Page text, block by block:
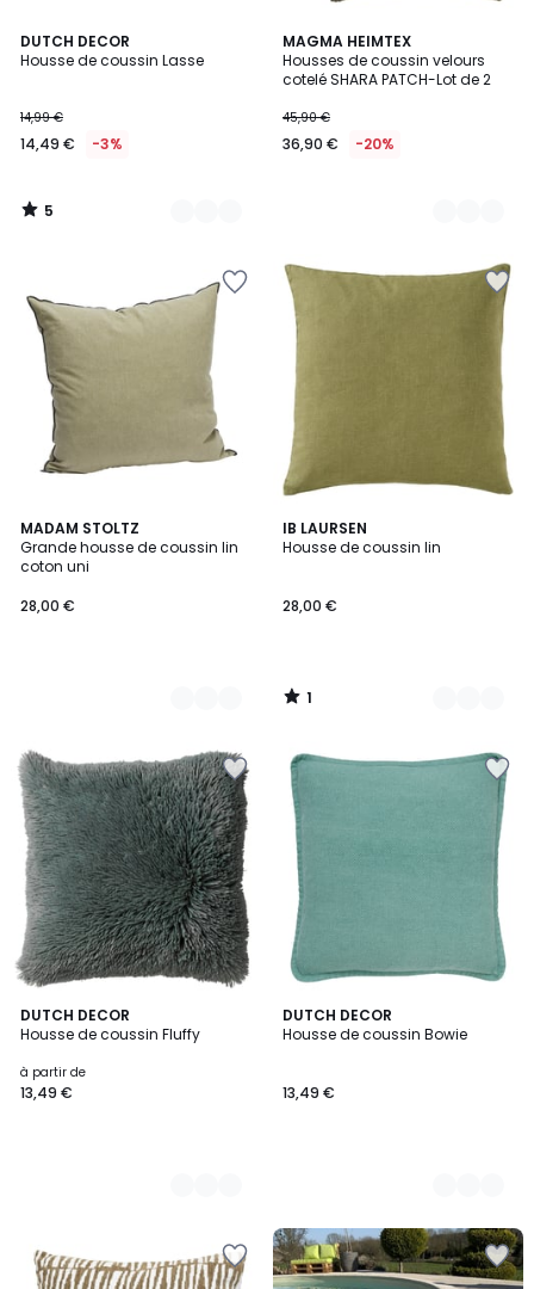
DUTCH DECOR
Housse de coussin Lasse
14,99 €
14,49 € -3%
5
/
3
Couleurs
5
/
MAGMA HEIMTEX
Housses de coussin velours
cotelé SHARA PATCH-Lot de 2
45,90 €
36,90 € -20%
6
Couleurs
MADAM STOLTZ
Grande housse de coussin lin
coton uni
28,00 €
3
Couleurs
IB LAURSEN
Housse de coussin lin
28,00 €
1
/
21
Couleurs
1
/
DUTCH DECOR
Housse de coussin Fluffy
à partir de
13,49 €
20
Couleurs
DUTCH DECOR
Housse de coussin Bowie
13,49 €
12
Couleurs